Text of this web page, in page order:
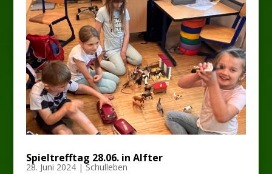
Spieltrefftag 28.06. in Alfter
28. Juni 2024|Schulleben